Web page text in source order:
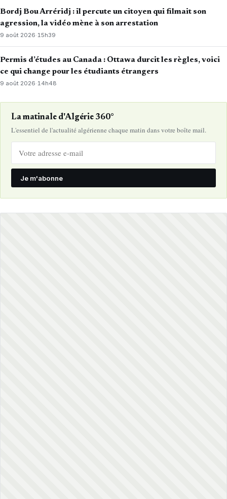
Bordj Bou Arréridj : il percute un citoyen qui filmait son
agression, la vidéo mène à son arrestation
9 août 2026·15h39
Permis d’études au Canada : Ottawa durcit les règles, voici
ce qui change pour les étudiants étrangers
9 août 2026· 14h48
La matinale d'Algérie 360°
L'essentiel de l'actualité algérienne chaque matin dans votre boîte mail.
Je m'abonne